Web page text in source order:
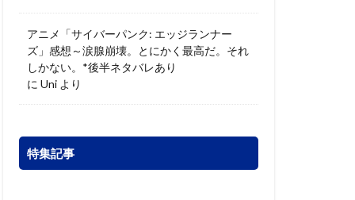
アニメ「サイバーパンク: エッジランナー
ズ」感想～涙腺崩壊。とにかく最高だ。それ
しかない。*後半ネタバレあり
に Uni より
特集記事